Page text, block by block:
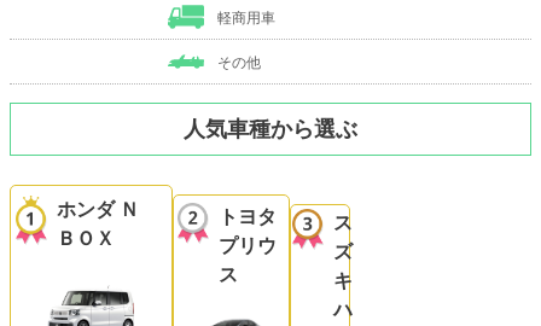
軽商用車
その他
人気車種から選ぶ
ホンダ Ｎ
ＢＯＸ
トヨタ
プリウ
ス
ス
ズ
キ
ハ